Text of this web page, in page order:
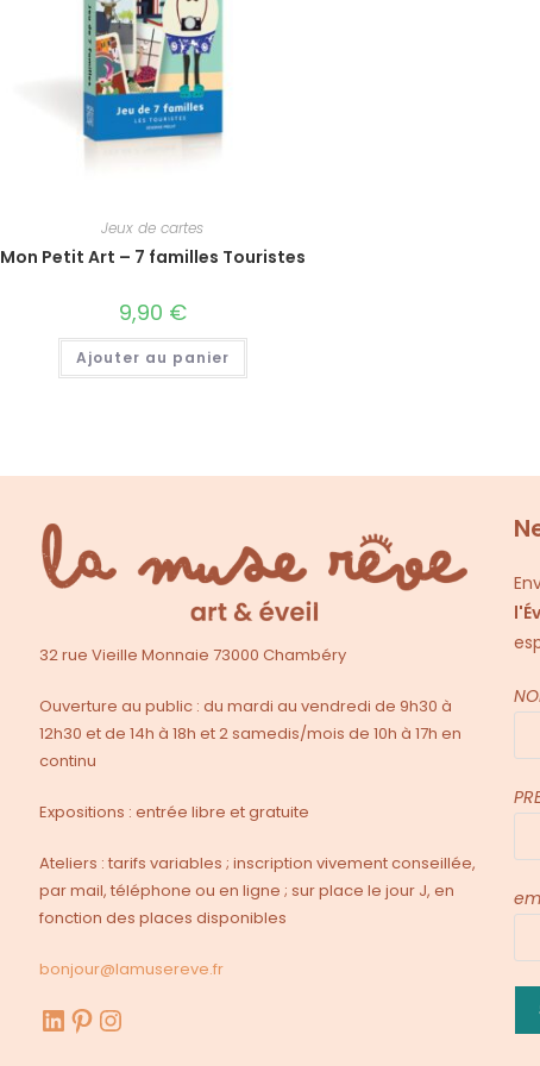
Jeux de cartes
Mon Petit Art – 7 familles Touristes
9,90 €
Ajouter au panier
32 rue Vieille Monnaie 73000 Chambéry
Ouverture au public : du mardi au vendredi de 9h30 à
12h30 et de 14h à 18h et 2 samedis/mois de 10h à 17h en
continu
Expositions : entrée libre et gratuite
Ateliers : tarifs variables ; inscription vivement conseillée,
par mail, téléphone ou en ligne ; sur place le jour J, en
fonction des places disponibles
bonjour@lamusereve.fr
LinkedIn Pinterest Instagram